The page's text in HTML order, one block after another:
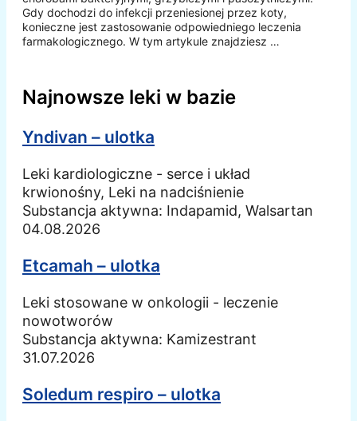
Gdy dochodzi do infekcji przeniesionej przez koty,
konieczne jest zastosowanie odpowiedniego leczenia
farmakologicznego. W tym artykule znajdziesz …
Najnowsze leki w bazie
Yndivan – ulotka
Leki kardiologiczne - serce i układ
krwionośny, Leki na nadciśnienie
Substancja aktywna: Indapamid, Walsartan
04.08.2026
Etcamah – ulotka
Leki stosowane w onkologii - leczenie
nowotworów
Substancja aktywna: Kamizestrant
31.07.2026
Soledum respiro – ulotka